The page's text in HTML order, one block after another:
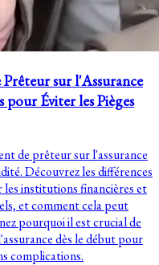
sur l'Assurance
pour Éviter les Pièges
de prêteur sur l'assurance
Découvrez les différences
les institutions financières et
et comment cela peut
pourquoi il est crucial de
dès le début pour
complications.